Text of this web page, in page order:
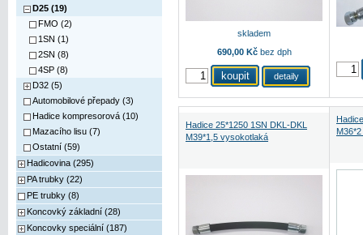
D25 (19)
FMO (2)
1SN (1)
2SN (8)
4SP (8)
D32 (5)
Automobilové přepady (3)
Hadice kompresorová (10)
Mazacího lisu (7)
Ostatní (59)
Hadicovina (295)
PA trubky (22)
PE trubky (8)
Koncovký základní (28)
Koncovky speciální (187)
skladem
690,00 Kčbez dph
detaily
Hadice 25*1250 1SN DKL-DKL
M39*1,5 vysokotlaká